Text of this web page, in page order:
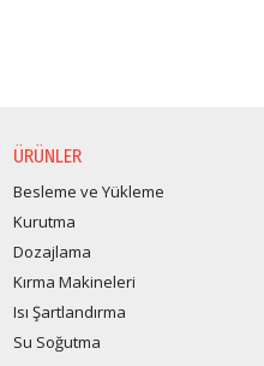
ÜRÜNLER
Besleme ve Yükleme
Kurutma
Dozajlama
Kırma Makineleri
Isı Şartlandırma
Su Soğutma